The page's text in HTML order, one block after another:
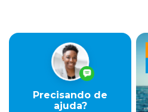
Precisando de
ajuda?